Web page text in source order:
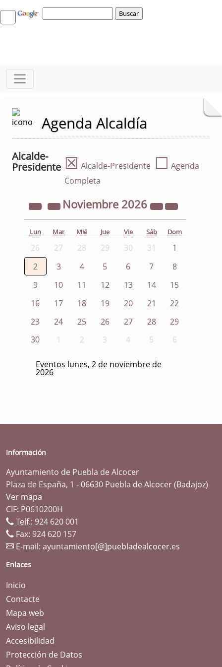
Agenda Alcaldía
Alcalde-
Presidente ☒ Alcalde-Presidente ☐ Agenda
Completa
Noviembre 2026
Lun Mar Mié Jue Vie Sáb Dom
26 27 28 29 30 31
1
2
3 4 5 6 7
8
9
10 11 12 13 14
15
16
17 18 19 20 21
22
23
24 25 26 27 28
29
30
1 2 3 4 5 6
Eventos lunes, 2 de noviembre de
2026
Información
Ayuntamiento de Puebla de Alcocer
Plaza de España, 1 - 06630 Puebla de Alcocer (Badajoz)
Ver mapa
CIF: P0610200H
Telf.: 924 620 001
Fax: 924 620 157
E-mail: ayuntamiento[@]puebladealcocer.es
Enlaces
Inicio
Contacte
Mapa web
Aviso legal
Accesibilidad
Protección de Datos